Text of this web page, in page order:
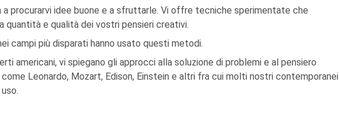
a procurarvi idee buone e a sfruttarle. Vi offre tecniche sperimentate che
quantità e qualità dei vostri pensieri creativi.
campi più disparati hanno usato questi metodi.
americani, vi spiegano gli approcci alla soluzione di problemi e al pensiero
Leonardo, Mozart, Edison, Einstein e altri fra cui molti nostri contemporanei